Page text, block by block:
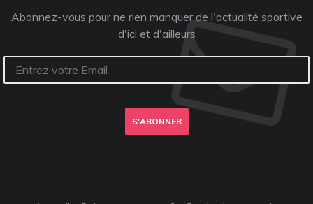
Abonnez-vous pour ne rien manquer de l'actualité sportive
d'ici et d'ailleurs
S'ABONNER